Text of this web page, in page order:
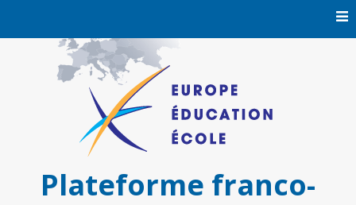
Plateforme franco-